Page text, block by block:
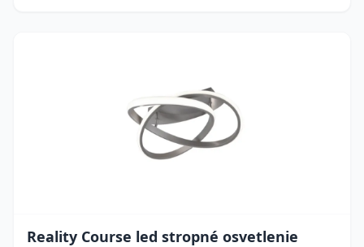
Reality Course led stropné osvetlenie